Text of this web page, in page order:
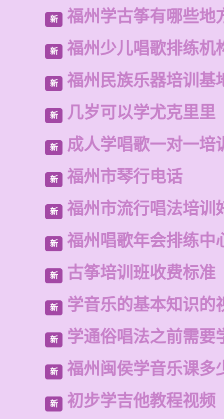
新 福州学古筝有哪些地
新 福州少儿唱歌排练机
新 福州民族乐器培训基
新 几岁可以学尤克里里
新 成人学唱歌一对一培
新 福州市琴行电话
新 福州市流行唱法培训
新 福州唱歌年会排练中
新 古筝培训班收费标准
新 学音乐的基本知识的
新 学通俗唱法之前需要
新 福州闽侯学音乐课多
新 初步学吉他教程视频